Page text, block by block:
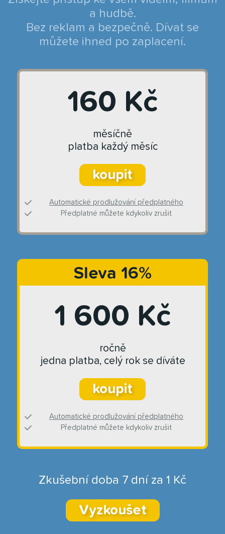
a hudbě.
Bez reklam a bezpečně. Dívat se
můžete ihned po zaplacení.
160 Kč
měsíčně
platba každý měsíc
koupit
Automatické prodlužování předplatného
Předplatné můžete kdykoliv zrušit
Sleva 16%
1 600 Kč
ročně
jedna platba, celý rok se díváte
koupit
Automatické prodlužování předplatného
Předplatné můžete kdykoliv zrušit
Zkušební doba 7 dní za 1 Kč
Vyzkoušet